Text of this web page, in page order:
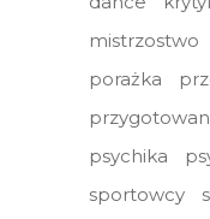
mistrzostwo
porażka
psychika
sportowcy